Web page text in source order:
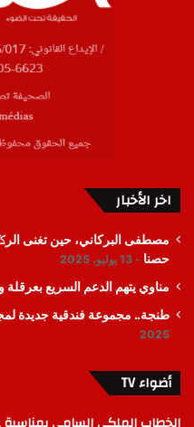
اخر الأخبار
مصطفى البركاني، حين تغنى
حصنا
13 يوليو، 2025
مناوي يتهم الدعم السريع بعرقلة
طنجة.. مجموعة فندقية جديدة
2025
أضواء TV